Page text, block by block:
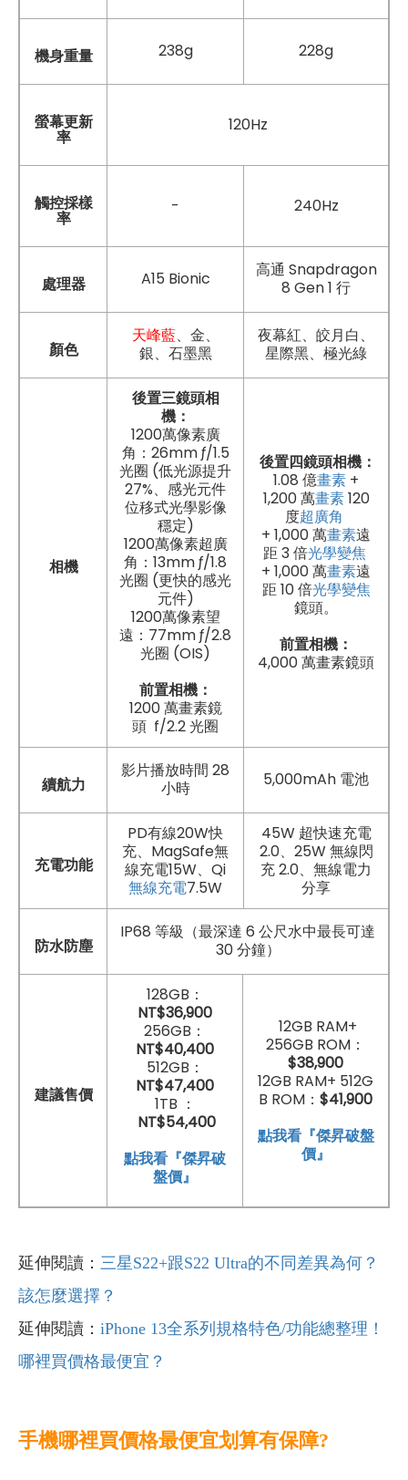
機身重量 238g 228g
螢幕更新
率
120Hz
觸控採樣
率
- 240Hz
處理器 A15 Bionic
高通 Snapdragon
8 Gen 1 行
顏色
天峰藍、金、
銀、石墨黑
夜幕紅、皎月白、
星際黑、極光綠
相機
後置三鏡頭相
機：
1200萬像素廣
角：26mm ƒ/1.5
光圈 (低光源提升
27%、感光元件
位移式光學影像
穩定)
1200萬像素超廣
角：13mm ƒ/1.8
光圈 (更快的感光
元件)
1200萬像素望
遠：77mm ƒ/2.8
光圈 (OIS)
前置相機：
1200 萬畫素鏡
頭 f/2.2 光圈
後置四鏡頭相機：
1.08 億畫素 +
1,200 萬畫素120
度超廣角
+ 1,000 萬畫素遠
距 3 倍光學變焦
+ 1,000 萬畫素遠
距 10 倍光學變焦
鏡頭。
前置相機：
4,000 萬畫素鏡頭
續航力
影片播放時間 28
小時
5,000mAh 電池
充電功能
PD有線20W快
充、MagSafe無
線充電15W、Qi
無線充電7.5W
45W 超快速充電
2.0、25W 無線閃
充 2.0、無線電力
分享
防水防塵
IP68 等級（最深達 6 公尺水中最長可達
30 分鐘）
建議售價
128GB：
NT$36,900
256GB：
NT$40,400
512GB：
NT$47,400
1TB ：
NT$54,400
點我看『傑昇破
盤價』
12GB RAM+
256GB ROM：
$38,900
12GB RAM+ 512G
B ROM： $41,900
點我看『傑昇破盤
價』
延伸閱讀： 三星S22+跟S22 Ultra的不同差異為何？
該怎麼選擇？
延伸閱讀： iPhone 13全系列規格特色/功能總整理！
哪裡買價格最便宜？
手機哪裡買價格最便宜划算有保障?